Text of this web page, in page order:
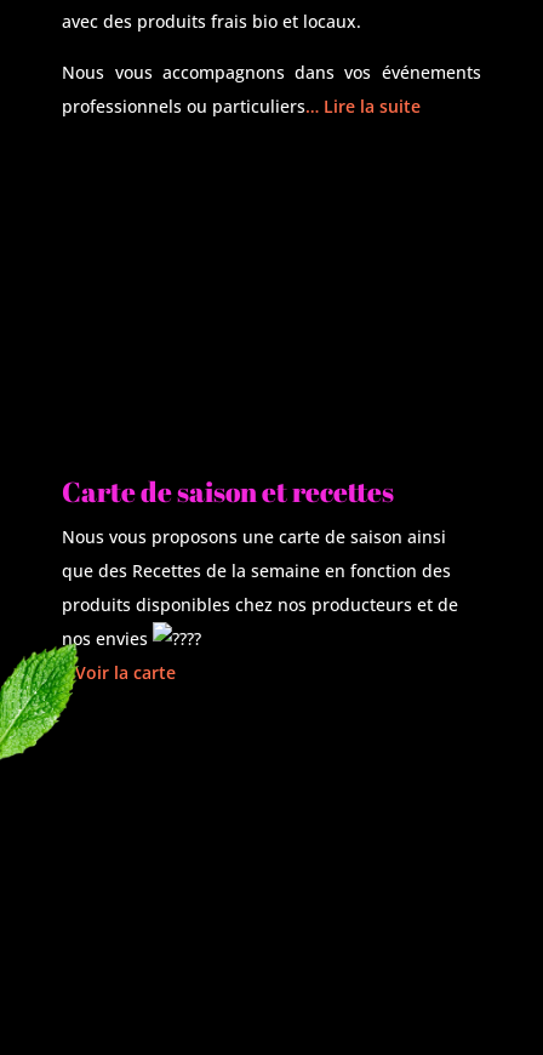
avec des produits frais bio et locaux.
Nous vous accompagnons dans vos événements
professionnels ou particuliers… Lire la suite
Carte de saison et recettes
Nous vous proposons une carte de saison ainsi
que des Recettes de la semaine en fonction des
produits disponibles chez nos producteurs et de
nos envies
…Voir la carte